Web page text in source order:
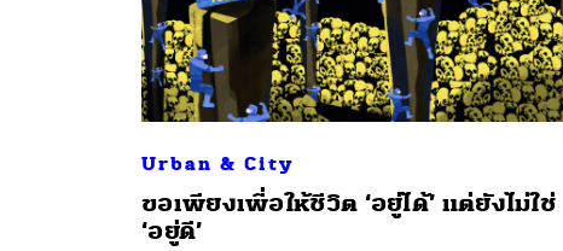
Urban & City
ขอเพียงเพื่อให้ชีวิต ‘อยู่ได้’ แต่ยังไม่ใช่
‘อยู่ดี’
ค้นหา